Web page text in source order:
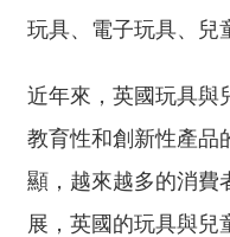
玩具、電子玩具、兒
近年來，英國玩具與
教育性和創新性產品
顯，越來越多的消費
展，英國的玩具與兒